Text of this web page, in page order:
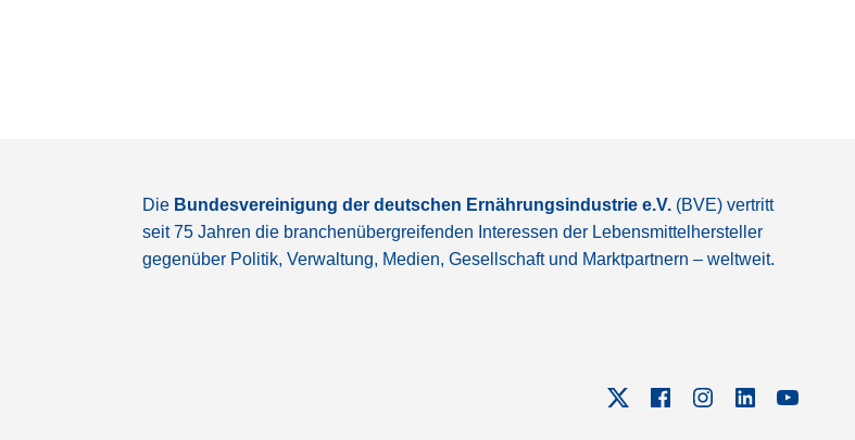
Die Bundesvereinigung der deutschen Ernährungsindustrie e.V. (BVE) vertritt
seit 75 Jahren die branchenübergreifenden Interessen der Lebensmittelhersteller
gegenüber Politik, Verwaltung, Medien, Gesellschaft und Marktpartnern – weltweit.
X FacebookInstagramLinkedin